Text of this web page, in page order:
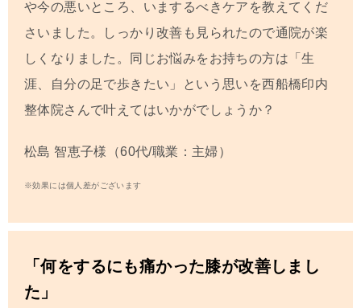
や今の悪いところ、いまするべきケアを教えてくだ
さいました。しっかり改善も見られたので通院が楽
しくなりました。同じお悩みをお持ちの方は「生
涯、自分の足で歩きたい」という思いを西船橋印内
整体院さんで叶えてはいかがでしょうか？
松島 智恵子様（60代/職業：主婦）
※効果には個人差がございます
「何をするにも痛かった膝が改善しまし
た」